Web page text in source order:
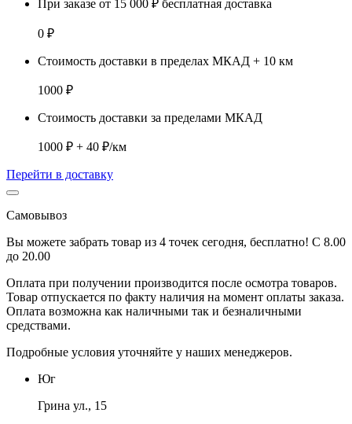
При заказе от 15 000 ₽ бесплатная доставка
0 ₽
Стоимость доставки в пределах МКАД + 10 км
1000 ₽
Стоимость доставки за пределами МКАД
1000 ₽ + 40 ₽/км
Перейти в доставку
Самовывоз
Вы можете забрать товар из 4 точек сегодня, бесплатно! С 8.00
до 20.00
Оплата при получении производится после осмотра товаров.
Товар отпускается по факту наличия на момент оплаты заказа.
Оплата возможна как наличными так и безналичными
средствами.
Подробные условия уточняйте у наших менеджеров.
Юг
Грина ул., 15